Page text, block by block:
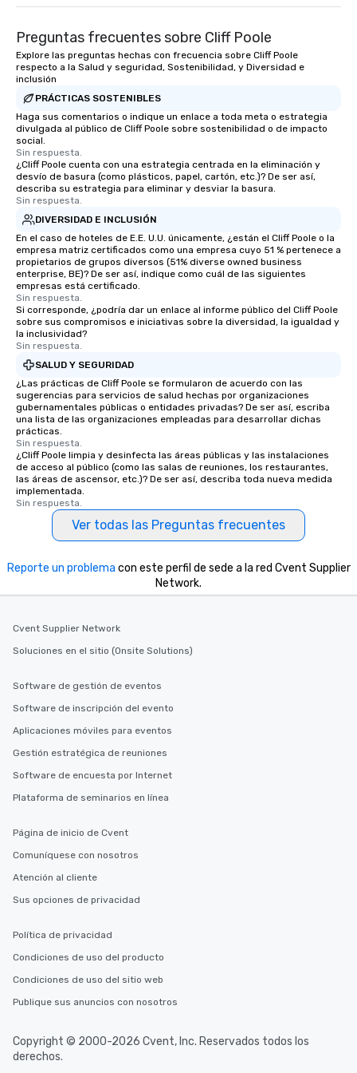
Preguntas frecuentes sobre Cliff Poole
Explore las preguntas hechas con frecuencia sobre Cliff Poole
respecto a la Salud y seguridad, Sostenibilidad, y Diversidad e
inclusión
PRÁCTICAS SOSTENIBLES
Haga sus comentarios o indique un enlace a toda meta o estrategia
divulgada al público de Cliff Poole sobre sostenibilidad o de impacto
social.
Sin respuesta.
¿Cliff Poole cuenta con una estrategia centrada en la eliminación y
desvío de basura (como plásticos, papel, cartón, etc.)? De ser así,
describa su estrategia para eliminar y desviar la basura.
Sin respuesta.
DIVERSIDAD E INCLUSIÓN
En el caso de hoteles de E.E. U.U. únicamente, ¿están el Cliff Poole o la
empresa matriz certificados como una empresa cuyo 51 % pertenece a
propietarios de grupos diversos (51% diverse owned business
enterprise, BE)? De ser así, indique como cuál de las siguientes
empresas está certificado.
Sin respuesta.
Si corresponde, ¿podría dar un enlace al informe público del Cliff Poole
sobre sus compromisos e iniciativas sobre la diversidad, la igualdad y
la inclusividad?
Sin respuesta.
SALUD Y SEGURIDAD
¿Las prácticas de Cliff Poole se formularon de acuerdo con las
sugerencias para servicios de salud hechas por organizaciones
gubernamentales públicas o entidades privadas? De ser así, escriba
una lista de las organizaciones empleadas para desarrollar dichas
prácticas.
Sin respuesta.
¿Cliff Poole limpia y desinfecta las áreas públicas y las instalaciones
de acceso al público (como las salas de reuniones, los restaurantes,
las áreas de ascensor, etc.)? De ser así, describa toda nueva medida
implementada.
Sin respuesta.
Ver todas las Preguntas frecuentes
Reporte un problema con este perfil de sede a la red Cvent Supplier
Network.
Cvent Supplier Network
Soluciones en el sitio (Onsite Solutions)
Software de gestión de eventos
Software de inscripción del evento
Aplicaciones móviles para eventos
Gestión estratégica de reuniones
Software de encuesta por Internet
Plataforma de seminarios en línea
Página de inicio de Cvent
Comuníquese con nosotros
Atención al cliente
Sus opciones de privacidad
Política de privacidad
Condiciones de uso del producto
Condiciones de uso del sitio web
Publique sus anuncios con nosotros
Copyright © 2000-2026 Cvent, Inc. Reservados todos los
derechos.